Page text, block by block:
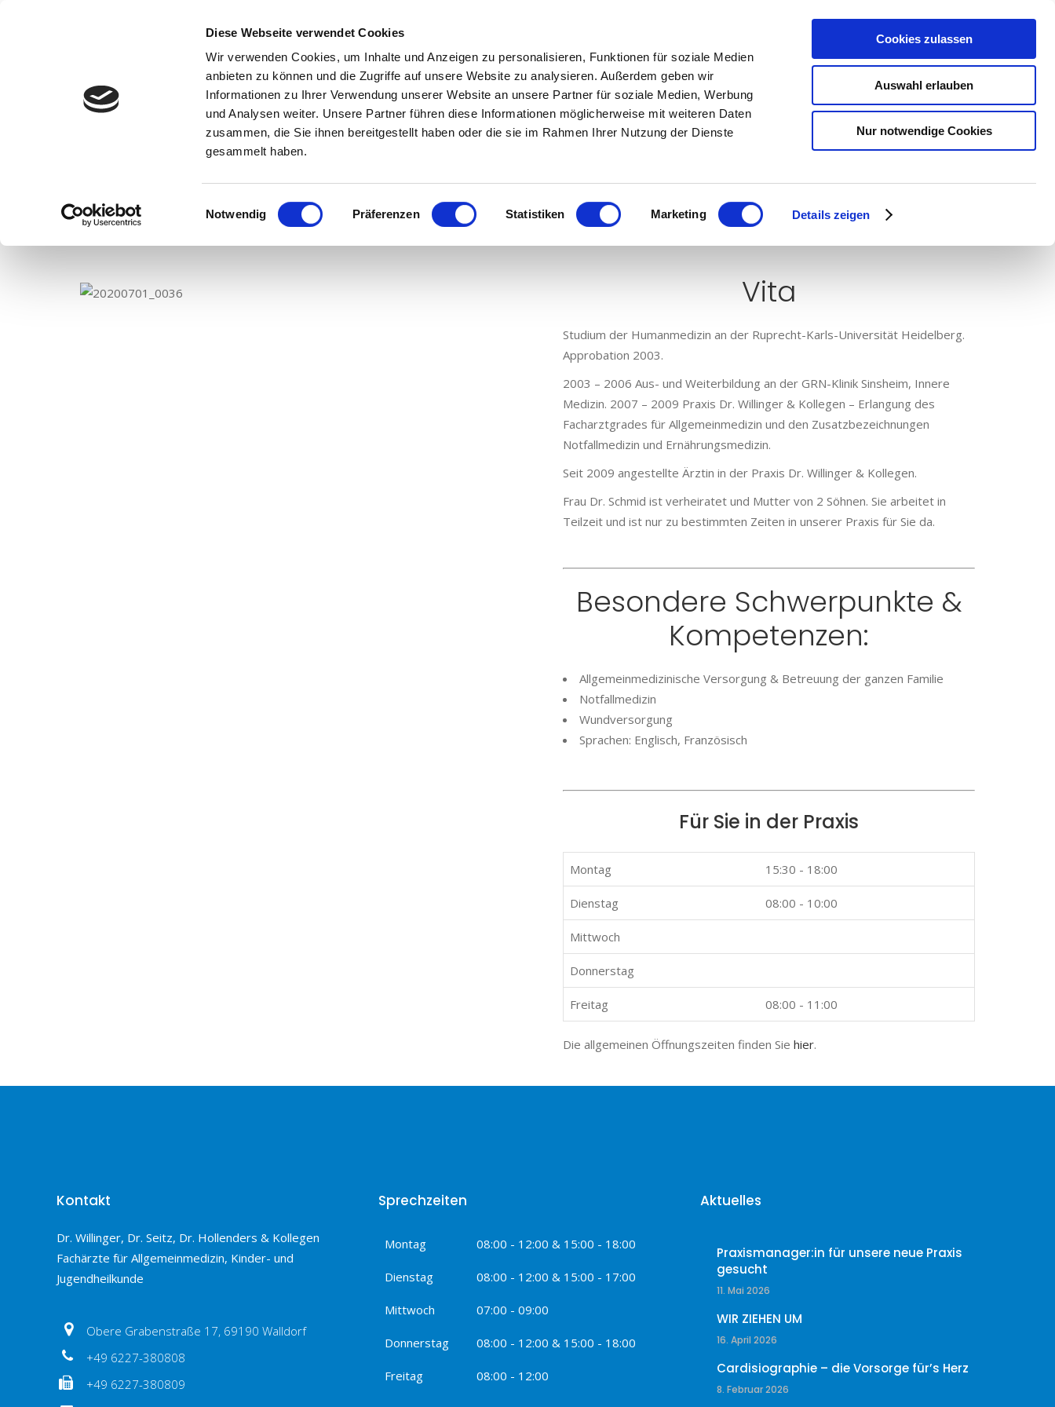
Diese Webseite verwendet Cookies
Wir verwenden Cookies, um Inhalte und Anzeigen zu personalisieren, Funktionen für soziale Medien
anbieten zu können und die Zugriffe auf unsere Website zu analysieren. Außerdem geben wir
Informationen zu Ihrer Verwendung unserer Website an unsere Partner für soziale Medien, Werbung
und Analysen weiter. Unsere Partner führen diese Informationen möglicherweise mit weiteren Daten
zusammen, die Sie ihnen bereitgestellt haben oder die sie im Rahmen Ihrer Nutzung der Dienste
gesammelt haben.
Einwilligungsauswahl
Notwendig Präferenzen Statistiken Marketing Details zeigen
Cookies zulassen
Auswahl erlauben
Nur notwendige Cookies
Notdienste
Dr. med. Stefanie Schmid
Vita
Studium der Humanmedizin an der Ruprecht-Karls-Universität Heidelberg.
Approbation 2003.
2003 – 2006 Aus- und Weiterbildung an der GRN-Klinik Sinsheim, Innere
Medizin. 2007 – 2009 Praxis Dr. Willinger & Kollegen – Erlangung des
Facharztgrades für Allgemeinmedizin und den Zusatzbezeichnungen
Notfallmedizin und Ernährungsmedizin.
Seit 2009 angestellte Ärztin in der Praxis Dr. Willinger & Kollegen.
Frau Dr. Schmid ist verheiratet und Mutter von 2 Söhnen. Sie arbeitet in
Teilzeit und ist nur zu bestimmten Zeiten in unserer Praxis für Sie da.
Besondere Schwerpunkte &
Kompetenzen:
Allgemeinmedizinische Versorgung & Betreuung der ganzen Familie
Notfallmedizin
Wundversorgung
Sprachen: Englisch, Französisch
Für Sie in der Praxis
Montag 15:30 - 18:00
Dienstag 08:00 - 10:00
Mittwoch
Donnerstag
Freitag 08:00 - 11:00
Die allgemeinen Öffnungszeiten finden Sie hier.
Kontakt
Dr. Willinger, Dr. Seitz, Dr. Hollenders & Kollegen
Fachärzte für Allgemeinmedizin, Kinder- und
Jugendheilkunde
Obere Grabenstraße 17, 69190 Walldorf
+49 6227-380808
+49 6227-380809
Sprechzeiten
Montag 08:00 - 12:00 & 15:00 - 18:00
Dienstag 08:00 - 12:00 & 15:00 - 17:00
Mittwoch 07:00 - 09:00
Donnerstag 08:00 - 12:00 & 15:00 - 18:00
Freitag 08:00 - 12:00
Aktuelles
Praxismanager:in für unsere neue Praxis
gesucht
11. Mai 2026
WIR ZIEHEN UM
16. April 2026
Cardisiographie – die Vorsorge für’s Herz
8. Februar 2026